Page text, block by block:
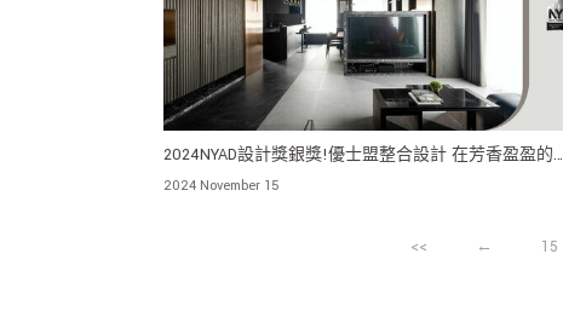
2024NYAD設計獎銀獎!優士盟整合設計 在芳香盈盈的環
境裡 享受到如精品飯店般的生活滋味
2024 November 15
<< ← 15